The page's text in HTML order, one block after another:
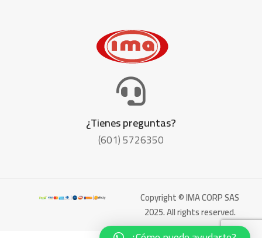
¿Tienes preguntas?
(601) 5726350
Copyright © IMA CORP SAS
2025. All rights reserved.